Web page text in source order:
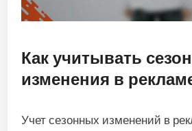
Как учитывать
изменения в
Учет сезонных изменений в